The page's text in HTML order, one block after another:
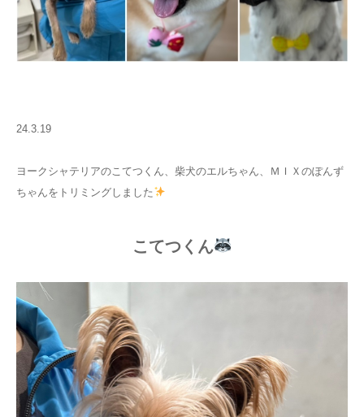
24.3.19
ヨークシャテリアのこてつくん、柴犬のエルちゃん、ＭＩＸのぽんず
ちゃんをトリミングしました
こてつくん